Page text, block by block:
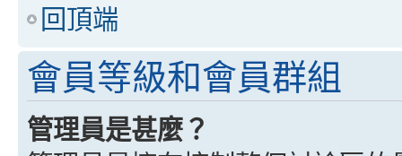
回頂端
會員等級和會員群組
管理員是甚麼？